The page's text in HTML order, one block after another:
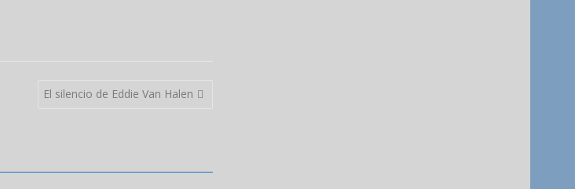
El silencio de Eddie Van Halen